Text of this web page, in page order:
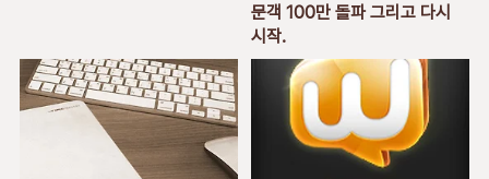
문객 100만 돌파 그리고 다시
시작.